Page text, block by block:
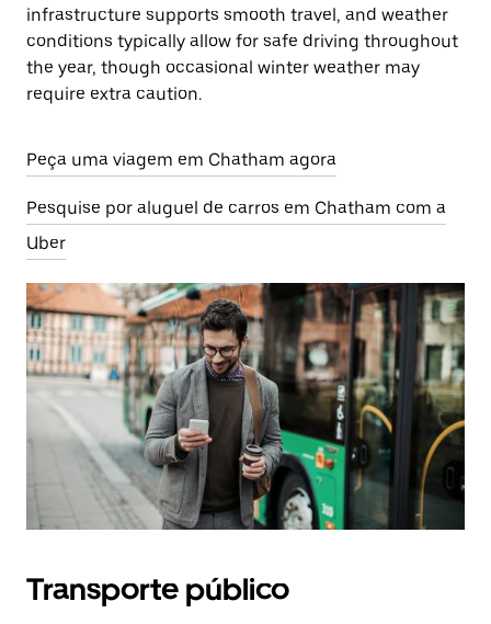
infrastructure supports smooth travel, and weather
conditions typically allow for safe driving throughout
the year, though occasional winter weather may
require extra caution.
Peça uma viagem em Chatham agora
Pesquise por aluguel de carros em Chatham com a
Uber
Transporte público